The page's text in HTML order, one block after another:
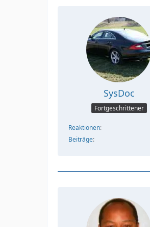
SysDoc
Fortgeschrittener
Reaktionen
Beiträge